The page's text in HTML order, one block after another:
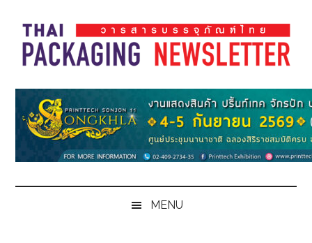
main
content
secondary
menu
primary
sidebar
footer
Thai
Pack
Magazine
Pack
Magazine
MENU